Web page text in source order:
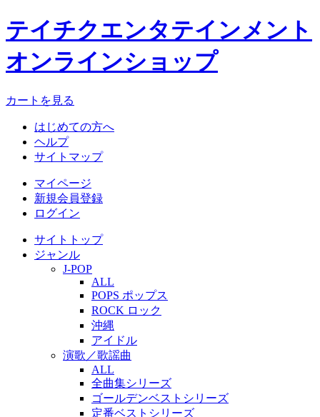
テイチクエンタテインメント
オンラインショップ
カートを見る
はじめての方へ
ヘルプ
サイトマップ
マイページ
新規会員登録
ログイン
サイトトップ
ジャンル
J-POP
ALL
POPS ポップス
ROCK ロック
沖縄
アイドル
演歌／歌謡曲
ALL
全曲集シリーズ
ゴールデンベストシリーズ
定番ベストシリーズ